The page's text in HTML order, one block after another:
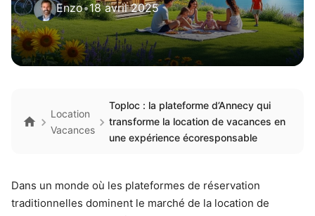
Enzo•18 avril 2025
Location
Vacances
Toploc : la plateforme d’Annecy qui
transforme la location de vacances en
une expérience écoresponsable
Dans un monde où les plateformes de réservation
traditionnelles dominent le marché de la location de